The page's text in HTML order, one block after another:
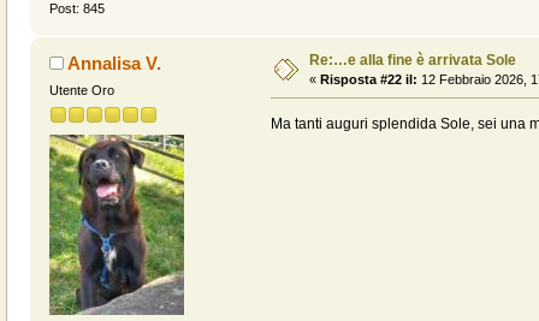
Post: 845
Annalisa V.
Utente Oro
Re:…e alla fine è arrivata Sole
« Risposta #22 il: 12 Febbraio 2026,
Ma tanti auguri splendida Sole, sei una